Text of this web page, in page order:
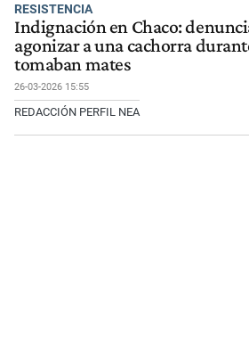
RESISTENCIA
Indignación en Chaco:
agonizar a una cachorra
tomaban mates
26-03-2026 15:55
REDACCIÓN PERFIL NEA